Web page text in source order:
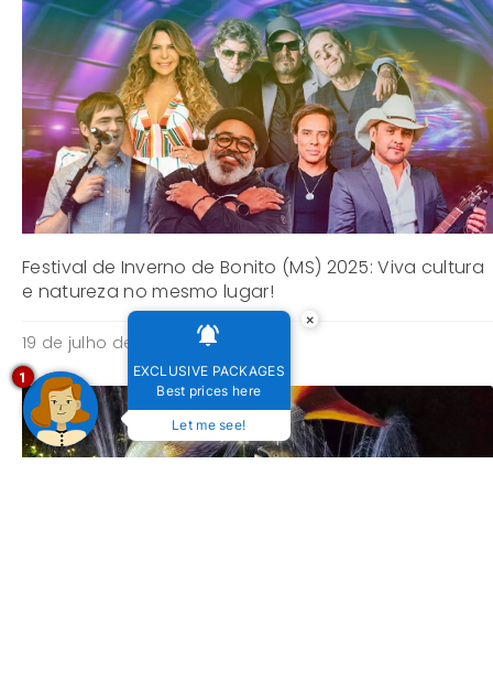
Festival de Inverno de Bonito (MS) 2025: Viva cultura
e natureza no mesmo lugar!
19 de julho de 2025
×
EXCLUSIVE PACKAGES
Best prices here
Let me see!
1